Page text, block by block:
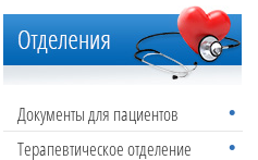
Документы для пациентов
Терапевтическое отделение